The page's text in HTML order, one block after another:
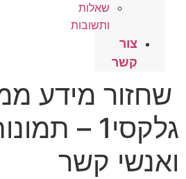
שאלות
ותשובות
צור
קשר
שחזור מידע
גלקסי1 –
ואנשי קשר